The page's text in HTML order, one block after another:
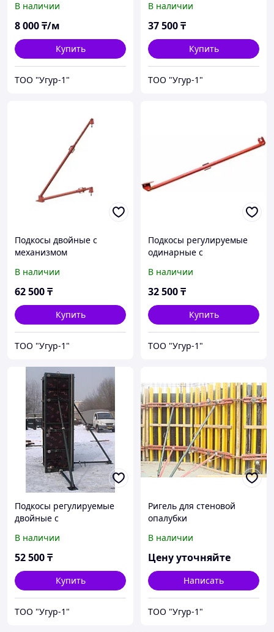
В наличии
8 000₸/м
Купить
ТОО "Угур-1"
В наличии
37 500₸
Купить
ТОО "Угур-1"
Подкосы двойные с
механизмом
В наличии
62 500₸
Купить
ТОО "Угур-1"
Подкосы регулируемые
одинарные с
В наличии
32 500₸
Купить
ТОО "Угур-1"
Подкосы регулируемые
двойные с
В наличии
52 500₸
Купить
ТОО "Угур-1"
Ригель для стеновой
опалубки
В наличии
Цену уточняйте
Написать
ТОО "Угур-1"